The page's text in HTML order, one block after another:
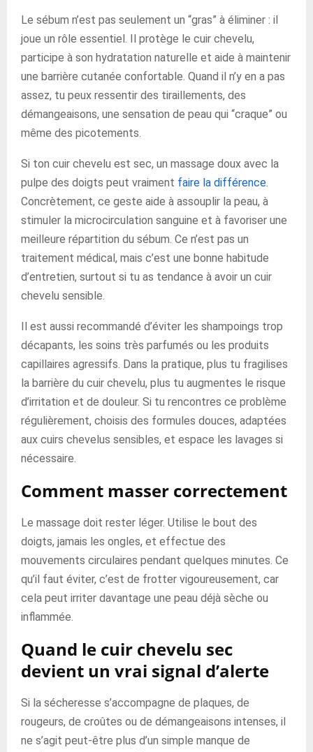
Le sébum n’est pas seulement un “gras” à éliminer : il
joue un rôle essentiel. Il protège le cuir chevelu,
participe à son hydratation naturelle et aide à maintenir
une barrière cutanée confortable. Quand il n’y en a pas
assez, tu peux ressentir des tiraillements, des
démangeaisons, une sensation de peau qui “craque” ou
même des picotements.
Si ton cuir chevelu est sec, un massage doux avec la
pulpe des doigts peut vraiment faire la différence.
Concrètement, ce geste aide à assouplir la peau, à
stimuler la microcirculation sanguine et à favoriser une
meilleure répartition du sébum. Ce n’est pas un
traitement médical, mais c’est une bonne habitude
d’entretien, surtout si tu as tendance à avoir un cuir
chevelu sensible.
Il est aussi recommandé d’éviter les shampoings trop
décapants, les soins très parfumés ou les produits
capillaires agressifs. Dans la pratique, plus tu fragilises
la barrière du cuir chevelu, plus tu augmentes le risque
d’irritation et de douleur. Si tu rencontres ce problème
régulièrement, choisis des formules douces, adaptées
aux cuirs chevelus sensibles, et espace les lavages si
nécessaire.
Comment masser correctement
Le massage doit rester léger. Utilise le bout des
doigts, jamais les ongles, et effectue des
mouvements circulaires pendant quelques minutes. Ce
qu’il faut éviter, c’est de frotter vigoureusement, car
cela peut irriter davantage une peau déjà sèche ou
inflammée.
Quand le cuir chevelu sec
devient un vrai signal d’alerte
Si la sécheresse s’accompagne de plaques, de
rougeurs, de croûtes ou de démangeaisons intenses, il
ne s’agit peut-être plus d’un simple manque de